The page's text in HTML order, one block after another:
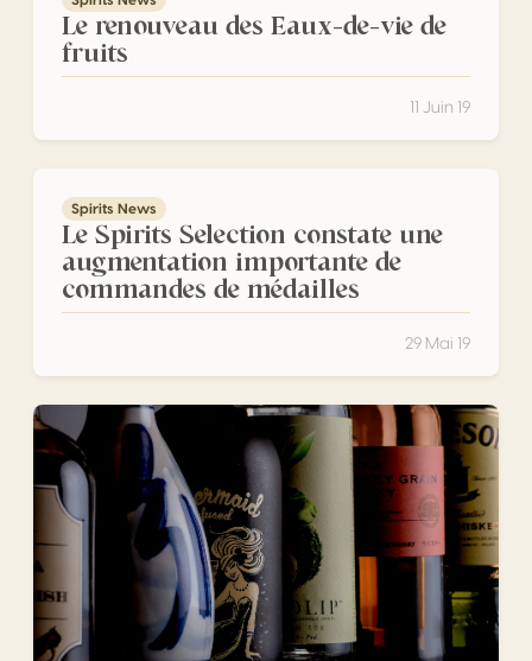
Le renouveau des Eaux-de-vie de
fruits
11 Juin 19
Spirits News
Le Spirits Selection constate une
augmentation importante de
commandes de médailles
29 Mai 19
Les tendances marquantes de l’année pour les spiritueux